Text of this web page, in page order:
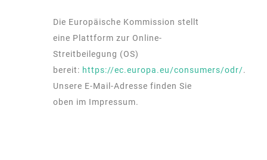
Die Europäische Kommission stellt
eine Plattform zur Online-
Streitbeilegung (OS)
bereit: https://ec.europa.eu/consumers/odr/.
Unsere E-Mail-Adresse finden Sie
oben im Impressum.